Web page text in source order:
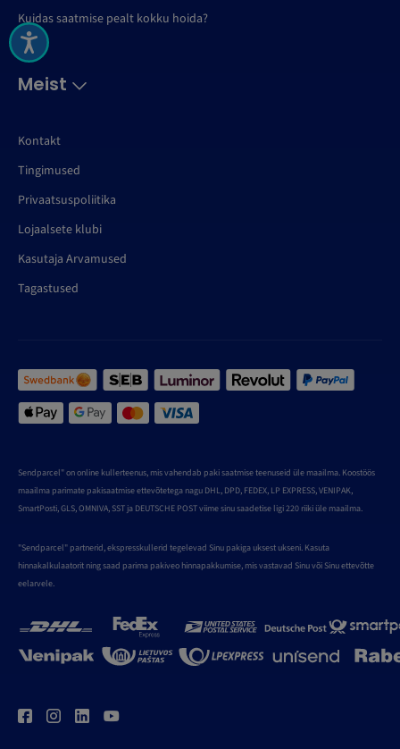
Kuidas saatmise pealt kokku hoida?
Meist
Kontakt
Tingimused
Privaatsuspoliitika
Lojaalsete klubi
Kasutaja Arvamused
Tagastused
Sendparcel" on online kullerteenus, mis vahendab paki saatmise teenuseid üle maailma. Koostöös
maailma parimate pakisaatmise ettevõtetega nagu DHL, DPD, FEDEX, LP EXPRESS, VENIPAK,
SmartPosti, GLS, OMNIVA, SST ja DEUTSCHE POST viime sinu saadetise ligi 220 riiki üle maailma.
"Sendparcel" partnerid, ekspresskullerid tegelevad Sinu pakiga uksest ukseni. Kasuta
hinnakalkulaatorit ning saad parima pakiveo hinnapakkumise, mis vastavad Sinu või Sinu ettevõtte
eelarvele.